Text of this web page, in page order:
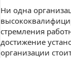
Ни одна
стремления
достижение
организации